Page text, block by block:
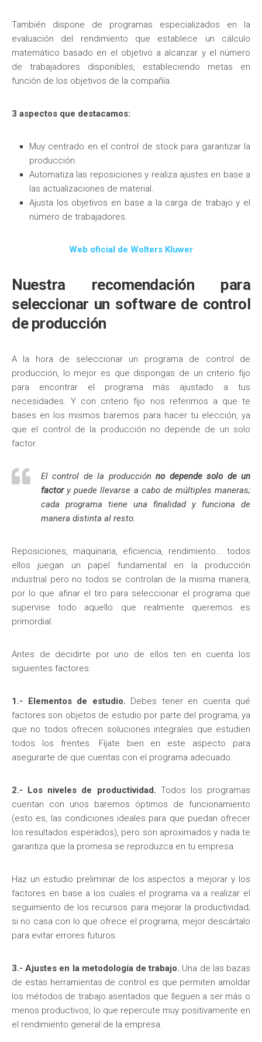
También dispone de programas especializados en la
evaluación del rendimiento que establece un cálculo
matemático basado en el objetivo a alcanzar y el número
de trabajadores disponibles, estableciendo metas en
función de los objetivos de la compañía.
3 aspectos que destacamos:
Muy centrado en el control de stock para garantizar la
producción.
Automatiza las reposiciones y realiza ajustes en base a
las actualizaciones de material.
Ajusta los objetivos en base a la carga de trabajo y el
número de trabajadores.
Web oficial de Wolters Kluwer
Nuestra recomendación para
seleccionar un software de control
de producción
A la hora de seleccionar un programa de control de
producción, lo mejor es que dispongas de un criterio fijo
para encontrar el programa más ajustado a tus
necesidades. Y con criterio fijo nos referimos a que te
bases en los mismos baremos para hacer tu elección, ya
que el control de la producción no depende de un solo
factor.
El control de la producciónno depende solo de un
factory puede llevarse a cabo de múltiples maneras;
cada programa tiene una finalidad y funciona de
manera distinta al resto.
Reposiciones, maquinaria, eficiencia, rendimiento… todos
ellos juegan un papel fundamental en la producción
industrial pero no todos se controlan de la misma manera,
por lo que afinar el tiro para seleccionar el programa que
supervise todo aquello que realmente queremos es
primordial.
Antes de decidirte por uno de ellos ten en cuenta los
siguientes factores:
1.- Elementos de estudio. Debes tener en cuenta qué
factores son objetos de estudio por parte del programa, ya
que no todos ofrecen soluciones integrales que estudien
todos los frentes. Fíjate bien en este aspecto para
asegurarte de que cuentas con el programa adecuado.
2.- Los niveles de productividad. Todos los programas
cuentan con unos baremos óptimos de funcionamiento
(esto es, las condiciones ideales para que puedan ofrecer
los resultados esperados), pero son aproximados y nada te
garantiza que la promesa se reproduzca en tu empresa.
Haz un estudio preliminar de los aspectos a mejorar y los
factores en base a los cuales el programa va a realizar el
seguimiento de los recursos para mejorar la productividad;
si no casa con lo que ofrece el programa, mejor descártalo
para evitar errores futuros.
3.- Ajustes en la metodología de trabajo. Una de las bazas
de estas herramientas de control es que permiten amoldar
los métodos de trabajo asentados que lleguen a ser más o
menos productivos, lo que repercute muy positivamente en
el rendimiento general de la empresa.